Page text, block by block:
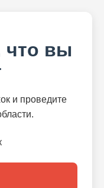
что вы
и проведите